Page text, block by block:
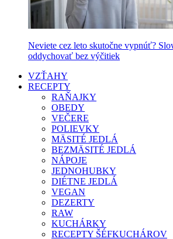
Neviete cez leto skutočne vypnúť?
oddychovať bez výčitiek
VZŤAHY
RECEPTY
RAŇAJKY
OBEDY
VEČERE
POLIEVKY
MÄSITÉ JEDLÁ
BEZMÄSITÉ JEDLÁ
NÁPOJE
JEDNOHUBKY
DIÉTNE JEDLÁ
VEGAN
DEZERTY
RAW
KUCHÁRKY
RECEPTY ŠÉFKUCHÁROV